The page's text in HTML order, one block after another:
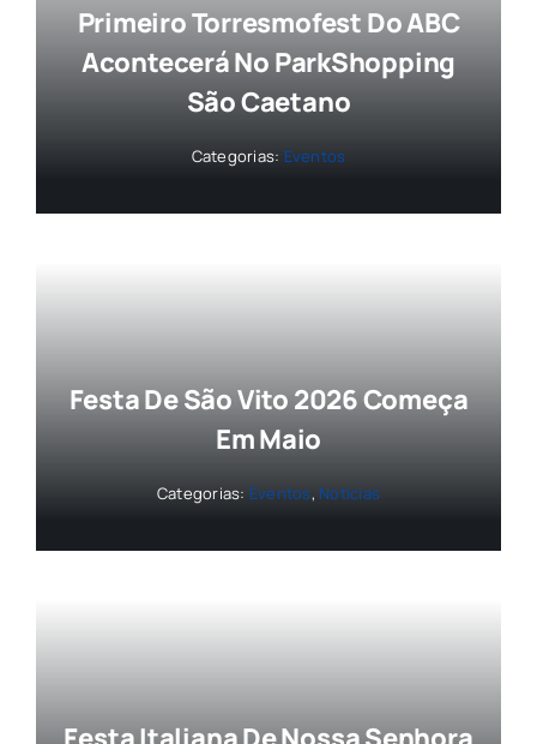
Primeiro Torresmofest Do ABC
Acontecerá No ParkShopping
São Caetano
Categorias: Eventos
Festa De São Vito 2026 Começa
Em Maio
Categorias: Eventos, Notícias